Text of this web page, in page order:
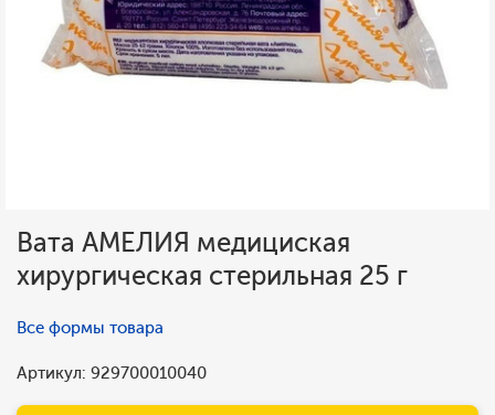
Вата АМЕЛИЯ медициская
хирургическая стерильная 25 г
Все формы товара
Артикул: 929700010040